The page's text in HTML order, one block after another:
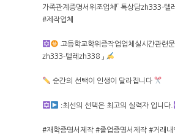
가족관계증명서위조업체「 톡상담zh333-텔
#제작업체
고등학교학위증작업업체실시간관련
zh333-텔레zh338 」
순간의 선택이 인생이 달라집니다
ː최선의 선택은 최고의 실력자 입니다.
#재학증명서제작 #졸업증명서제작 #거래